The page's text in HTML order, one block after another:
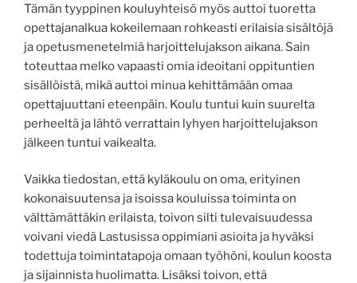
Tämän tyyppinen kouluyhteisö myös auttoi tuoretta
opettajanalkua kokeilemaan rohkeasti erilaisia sisältöjä
ja opetusmenetelmiä harjoittelujakson aikana. Sain
toteuttaa melko vapaasti omia ideoitani oppituntien
sisällöistä, mikä auttoi minua kehittämään omaa
opettajuuttani eteenpäin. Koulu tuntui kuin suurelta
perheeltä ja lähtö verrattain lyhyen harjoittelujakson
jälkeen tuntui vaikealta.
Vaikka tiedostan, että kyläkoulu on oma, erityinen
kokonaisuutensa ja isoissa kouluissa toiminta on
välttämättäkin erilaista, toivon silti tulevaisuudessa
voivani viedä Lastusissa oppimiani asioita ja hyväksi
todettuja toimintatapoja omaan työhöni, koulun koosta
ja sijainnista huolimatta. Lisäksi toivon, että